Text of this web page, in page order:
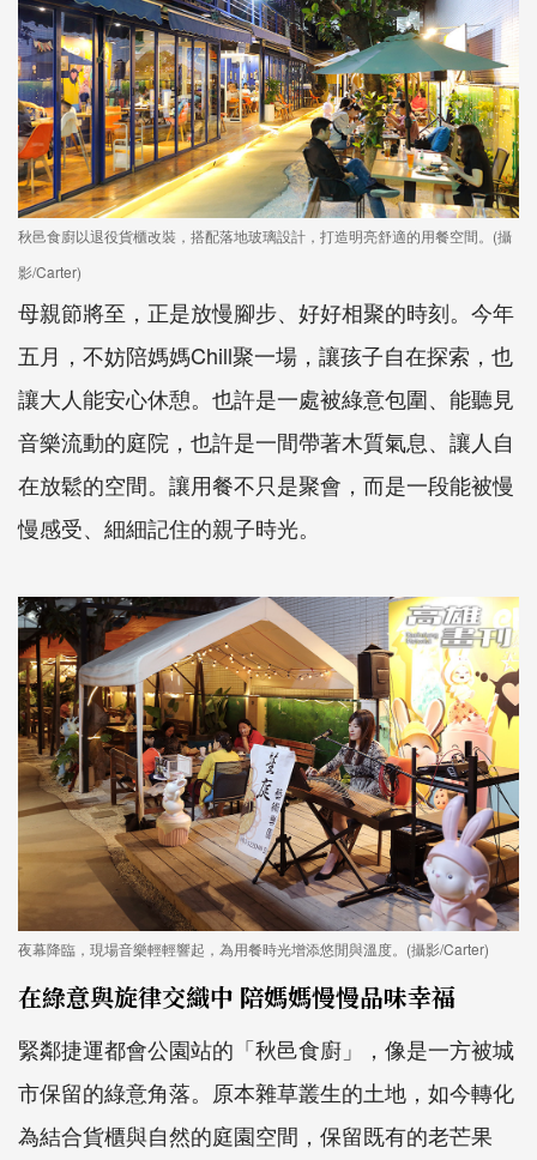
秋邑食廚以退役貨櫃改裝，搭配落地玻璃設計，打造明亮舒適的用餐空間。(攝
影/Carter)
母親節將至，正是放慢腳步、好好相聚的時刻。今年
五月，不妨陪媽媽Chill聚一場，讓孩子自在探索，也
讓大人能安心休憩。也許是一處被綠意包圍、能聽見
音樂流動的庭院，也許是一間帶著木質氣息、讓人自
在放鬆的空間。讓用餐不只是聚會，而是一段能被慢
慢感受、細細記住的親子時光。
夜幕降臨，現場音樂輕輕響起，為用餐時光增添悠閒與溫度。(攝影/Carter)
在綠意與旋律交織中 陪媽媽慢慢品味幸福
緊鄰捷運都會公園站的「秋邑食廚」，像是一方被城
市保留的綠意角落。原本雜草叢生的土地，如今轉化
為結合貨櫃與自然的庭園空間，保留既有的老芒果